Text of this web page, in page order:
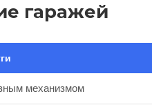
гаражей
механизмом